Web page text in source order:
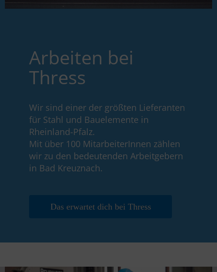
Arbeiten bei
Thress
Wir sind einer der größten Lieferanten
für Stahl und Bauelemente in
Rheinland-Pfalz.
Mit über 100 MitarbeiterInnen zählen
wir zu den bedeutenden Arbeitgebern
in Bad Kreuznach.
Das erwartet dich bei Thress